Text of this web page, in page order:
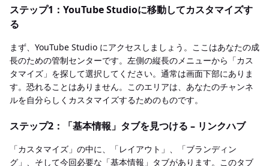
ステップ1：YouTube Studioに移動してカスタマイズす
る
まず、YouTube Studio にアクセスしましょう。ここはあなたの成
長のための管制センターです。左側の縦長のメニューから「カス
タマイズ」を探して選択してください。通常は画面下部にありま
す。恐れることはありません。このエリアは、あなたのチャンネ
ルを自分らしくカスタマイズするためのものです。
ステップ2：「基本情報」タブを見つける – リンクハブ
「カスタマイズ」の中に、「レイアウト」、「ブランディン
グ」、そして今回必要な「基本情報」タブがあります。このタブ